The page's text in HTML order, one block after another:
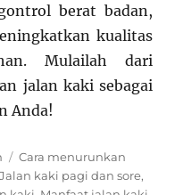
berat badan,
kualitas
Mulailah dari
jalan kaki sebagai
Anda!
Tags
Cara menurunkan
Jalan kaki pagi dan sore,